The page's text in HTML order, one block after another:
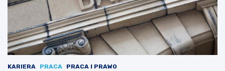
KARIERA PRACA PRACA I PRAWO